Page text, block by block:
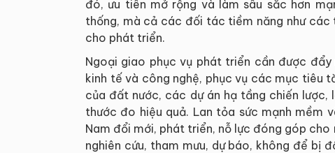
đó, ưu tiên mở rộng và làm sâu sắc hơn
thống, mà cả các đối tác tiềm năng như các
cho phát triển.
Ngoại giao phục vụ phát triển cần được
kinh tế và công nghệ, phục vụ các mục tiêu
của đất nước, các dự án hạ tầng chiến lược,
thước đo hiệu quả. Lan tỏa sức mạnh mềm
Nam đổi mới, phát triển, nỗ lực đóng góp
nghiên cứu, tham mưu, dự báo, không để bị